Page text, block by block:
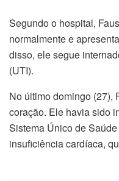
Segundo o hospital,
normalmente e
disso, ele segue
(UTI).
No último domingo (27),
coração. Ele havia sido
Sistema Único de
insuficiência cardíaca,